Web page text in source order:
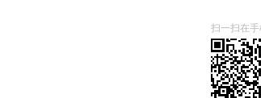
扫一扫在